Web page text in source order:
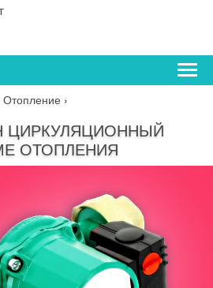
Отопление ›
ЦИРКУЛЯЦИОННЫЙ
ОТОПЛЕНИЯ